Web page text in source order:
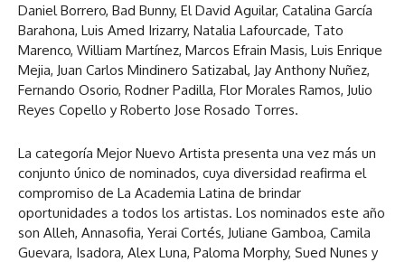
Daniel Borrero, Bad Bunny, El David Aguilar, Catalina García
Barahona, Luis Amed Irizarry, Natalia Lafourcade, Tato
Marenco, William Martínez, Marcos Efrain Masis, Luis Enrique
Mejia, Juan Carlos Mindinero Satizabal, Jay Anthony Nuñez,
Fernando Osorio, Rodner Padilla, Flor Morales Ramos, Julio
Reyes Copello y Roberto Jose Rosado Torres.
La categoría Mejor Nuevo Artista presenta una vez más un
conjunto único de nominados, cuya diversidad reafirma el
compromiso de La Academia Latina de brindar
oportunidades a todos los artistas. Los nominados este año
son Alleh, Annasofia, Yerai Cortés, Juliane Gamboa, Camila
Guevara, Isadora, Alex Luna, Paloma Morphy, Sued Nunes y